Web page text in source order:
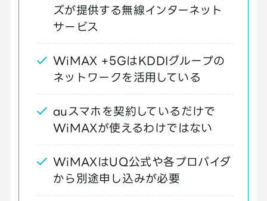
ズが提供する無線インターネット
サービス
WiMAX +5GはKDDIグループの
ネットワークを活用している
auスマホを契約しているだけで
WiMAXが使えるわけではない
WiMAXはUQ公式や各プロバイダ
から別途申し込みが必要